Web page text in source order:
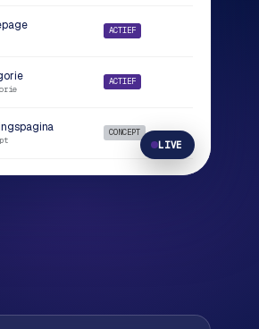
ACTIEF
ACTIEF
CONCEPT
LIVE